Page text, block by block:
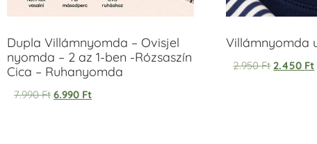
Dupla Villámnyomda – Ovisjel
nyomda – 2 az 1-ben -Rózsaszín
Cica – Ruhanyomda
7.990Ft 6.990 Ft
Villámnyomda
2.950Ft 2.450 Ft